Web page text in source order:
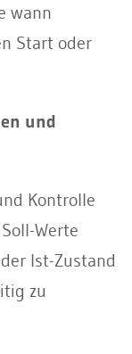
wann
Start oder
und
Kontrolle
Werte
Ist-Zustand
zu